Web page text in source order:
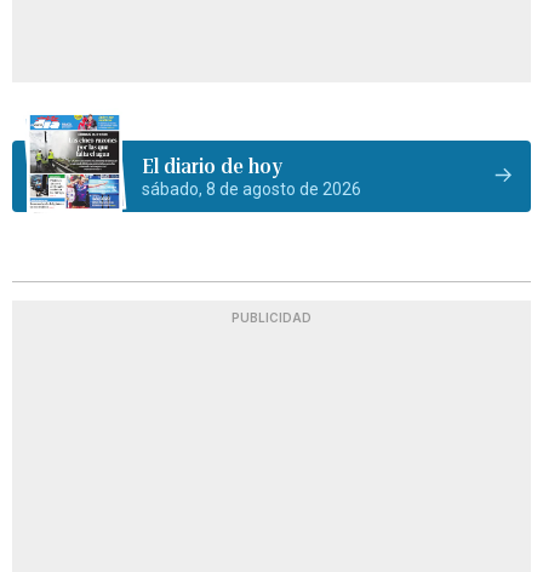
El diario de hoy
sábado, 8 de agosto de 2026
PUBLICIDAD